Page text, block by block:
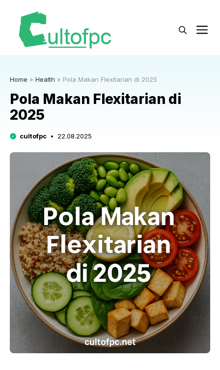
Home » Health » Pola Makan Flexitarian di 2025
Pola Makan Flexitarian di
2025
cultofpc 22.08.2025